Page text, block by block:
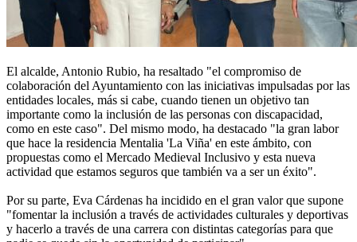
El alcalde, Antonio Rubio, ha resaltado "el compromiso de
colaboración del Ayuntamiento con las iniciativas impulsadas por las
entidades locales, más si cabe, cuando tienen un objetivo tan
importante como la inclusión de las personas con discapacidad,
como en este caso". Del mismo modo, ha destacado "la gran labor
que hace la residencia Mentalia 'La Viña' en este ámbito, con
propuestas como el Mercado Medieval Inclusivo y esta nueva
actividad que estamos seguros que también va a ser un éxito".
Por su parte, Eva Cárdenas ha incidido en el gran valor que supone
"fomentar la inclusión a través de actividades culturales y deportivas
y hacerlo a través de una carrera con distintas categorías para que